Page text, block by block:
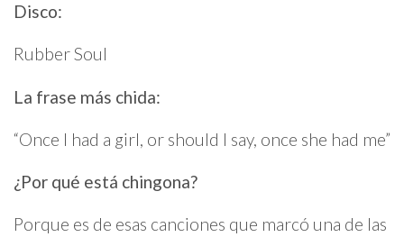
Disco:
Rubber Soul
La frase más chida:
“Once I had a girl, or should I say, once she had me”
¿Por qué está chingona?
Porque es de esas canciones que marcó una de las